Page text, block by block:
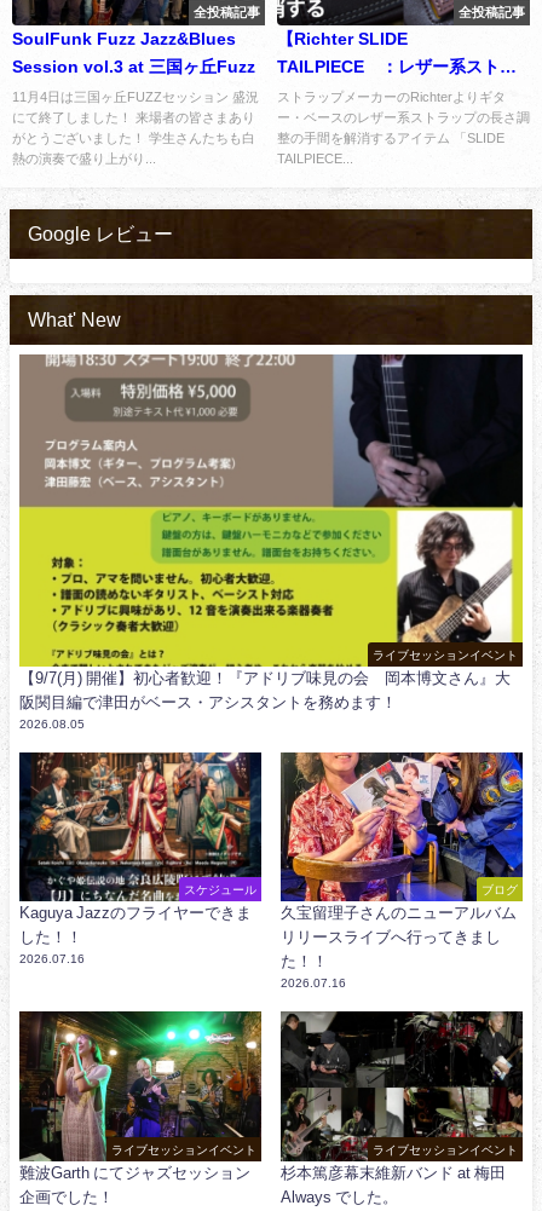
全投稿記事
SoulFunk Fuzz Jazz&Blues
Session vol.3 at 三国ヶ丘Fuzz
11月4日は三国ヶ丘FUZZセッション 盛況
にて終了しました！ 来場者の皆さまあり
がとうございました！ 学生さんたちも白
熱の演奏で盛り上がり...
全投稿記事
【Richter SLIDE
TAILPIECE®：レザー系ストラ
ップの長さ調整の手間を解消す
るアイテム】購入レビュー
ストラップメーカーのRichterよりギタ
ー・ベースのレザー系ストラップの長さ調
整の手間を解消するアイテム 「SLIDE
TAILPIECE...
Google レビュー
What' New
ライブセッションイベント
【9/7(月) 開催】初心者歓迎！『アドリブ味見の会 岡本博文さん』大
阪関目編で津田がベース・アシスタントを務めます！
2026.08.05
スケジュール
Kaguya Jazzのフライヤーできま
した！！
2026.07.16
ブログ
久宝留理子さんのニューアルバム
リリースライブへ行ってきまし
た！！
2026.07.16
ライブセッションイベント
難波Garth にてジャズセッション
企画でした！
ライブセッションイベント
杉本篤彦幕末維新バンド at 梅田
Always でした。